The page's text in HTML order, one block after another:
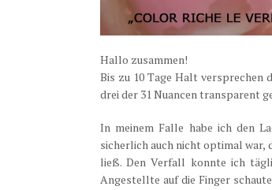
Hallo zusammen!
Bis zu 10 Tage Halt versprechen
drei der 31 Nuancen transparent
In meinem Falle habe ich den
sicherlich auch nicht optimal war,
ließ. Den Verfall konnte ich
Angestellte auf die Finger